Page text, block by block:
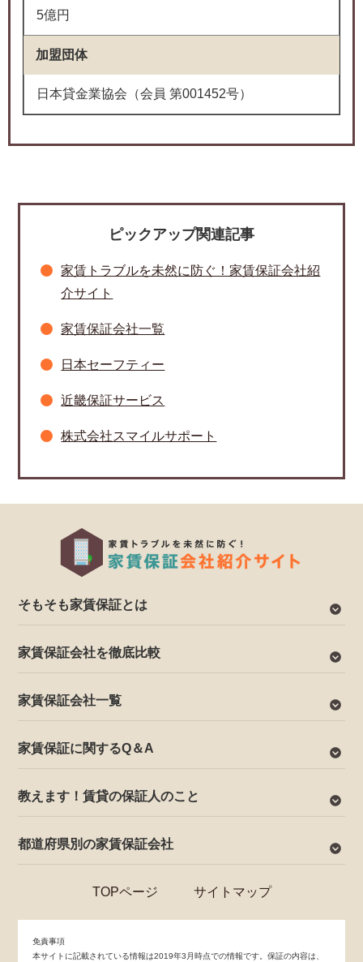
5億円
加盟団体
日本貸金業協会（会員 第001452号）
ピックアップ関連記事
家賃トラブルを未然に防ぐ！家賃保証会社紹
介サイト
家賃保証会社一覧
日本セーフティー
近畿保証サービス
株式会社スマイルサポート
そもそも家賃保証とは
家賃保証会社を徹底比較
家賃保証会社一覧
家賃保証に関するQ＆A
教えます！賃貸の保証人のこと
都道府県別の家賃保証会社
TOPページ サイトマップ
免責事項
本サイトに記載されている情報は2019年3月時点での情報です。保証の内容は、